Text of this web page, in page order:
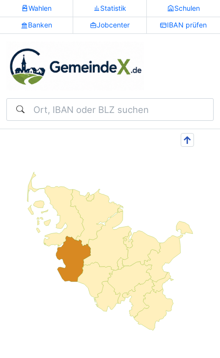
Wahlen Statistik Schulen
Banken Jobcenter IBAN prüfen
Suchen
↑